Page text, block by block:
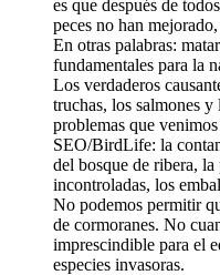
es que después de
peces no han
En otras palabras:
fundamentales para la
Los verdaderos
truchas, los salmones y
problemas que
SEO/BirdLife: la
del bosque de ribera, la
incontroladas, los
No podemos permitir
de cormoranes. No
imprescindible para el
especies invasoras.